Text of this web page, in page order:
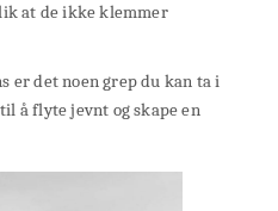
at de ikke klemmer
er det noen grep du kan ta i
å flyte jevnt og skape en